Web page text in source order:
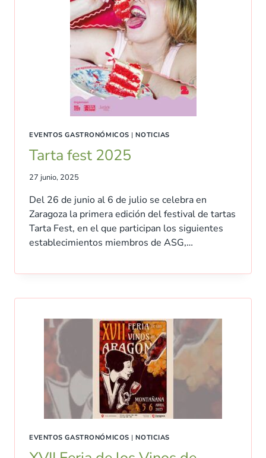
EVENTOS GASTRONÓMICOS |NOTICIAS
Tarta fest 2025
27 junio, 2025
Del 26 de junio al 6 de julio se celebra en
Zaragoza la primera edición del festival de tartas
Tarta Fest, en el que participan los siguientes
establecimientos miembros de ASG,…
EVENTOS GASTRONÓMICOS |NOTICIAS